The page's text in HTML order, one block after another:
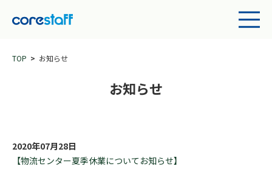
TOP お知らせ
お知らせ
2020年07月28日
【物流センター夏季休業についてお知らせ】